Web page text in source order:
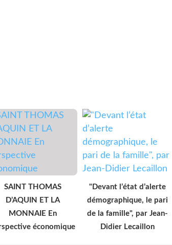
SAINT THOMAS
D’AQUIN ET LA
MONNAIE En
économique
"Devant l’état d’alerte
démographique, le pari
de la famille", par Jean-
Didier Lecaillon